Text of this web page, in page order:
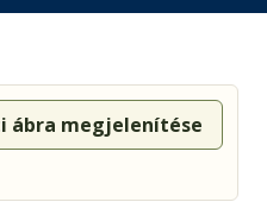
ábra megjelenítése